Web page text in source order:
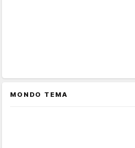
MONDO TEMA